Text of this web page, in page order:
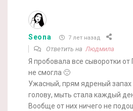
Seona 7 лет назад
Ответить наЛюдмила
Я пробовала все сыворотки от
не смогла 🙁
Ужасный, прям ядреный
голову, мыть стала каждый
Вообще от них ничего не